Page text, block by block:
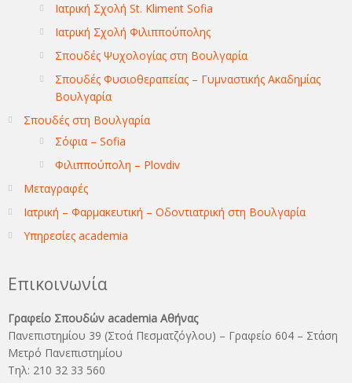
Ιατρική Σχολή St. Kliment Sofia
Ιατρική Σχολή Φιλιππούπολης
Σπουδές Ψυχολογίας στη Βουλγαρία
Σπουδές Φυσιοθεραπείας – Γυμναστικής Ακαδημίας
Βουλγαρία
Σπουδές στη Βουλγαρία
Σόφια – Sofia
Φιλιππούπολη – Plovdiv
Μεταγραφές
Ιατρική – Φαρμακευτική – Οδοντιατρική στη Βουλγαρία
Υπηρεσίες academia
Επικοινωνία
Γραφείο Σπουδών academia Αθήνας
Πανεπιστημίου 39 (Στοά Πεσματζόγλου) – Γραφείο 604 – Στάση
Μετρό Πανεπιστημίου
Τηλ: 210 32 33 560